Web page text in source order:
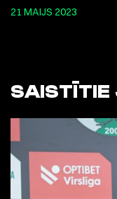
21 MAIJS 2023
SAISTĪTIE